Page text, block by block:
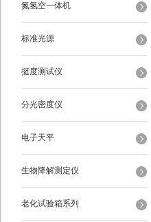
氮氢空一体机
标准光源
挺度测试仪
分光密度仪
电子天平
生物降解测定仪
老化试验箱系列